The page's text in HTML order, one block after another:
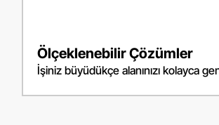
Ölçeklenebilir Çözümler
İşiniz büyüdükçe alanınızı kolayca